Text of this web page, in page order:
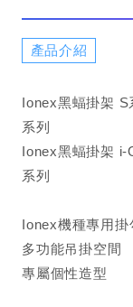
產品介紹
Ionex黑蝠掛架
系列
Ionex黑蝠掛架 i-
系列
Ionex機種專用掛
多功能吊掛空間
專屬個性造型